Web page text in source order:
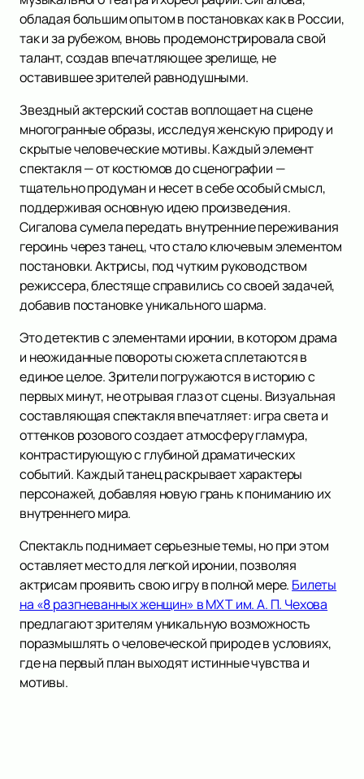
обладая большим опытом в постановках как в России,
так и за рубежом, вновь продемонстрировала свой
талант, создав впечатляющее зрелище, не
оставившее зрителей равнодушными.
Звездный актерский состав воплощает на сцене
многогранные образы, исследуя женскую природу и
скрытые человеческие мотивы. Каждый элемент
спектакля — от костюмов до сценографии —
тщательно продуман и несет в себе особый смысл,
поддерживая основную идею произведения.
Сигалова сумела передать внутренние переживания
героинь через танец, что стало ключевым элементом
постановки. Актрисы, под чутким руководством
режиссера, блестяще справились со своей задачей,
добавив постановке уникального шарма.
Это детектив с элементами иронии, в котором драма
и неожиданные повороты сюжета сплетаются в
единое целое. Зрители погружаются в историю с
первых минут, не отрывая глаз от сцены. Визуальная
составляющая спектакля впечатляет: игра света и
оттенков розового создает атмосферу гламура,
контрастирующую с глубиной драматических
событий. Каждый танец раскрывает характеры
персонажей, добавляя новую грань к пониманию их
внутреннего мира.
Спектакль поднимает серьезные темы, но при этом
оставляет место для легкой иронии, позволяя
актрисам проявить свою игру в полной мере. Билеты
на «8 разгневанных женщин» в МХТ им. А. П. Чехова
предлагают зрителям уникальную возможность
поразмышлять о человеческой природе в условиях,
где на первый план выходят истинные чувства и
мотивы.